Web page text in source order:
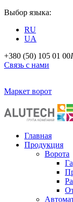
Выбор языка:
RU
UA
+380 (50) 105 01 00
Связь с нами
Маркет ворот
Главная
Продукция
Ворота